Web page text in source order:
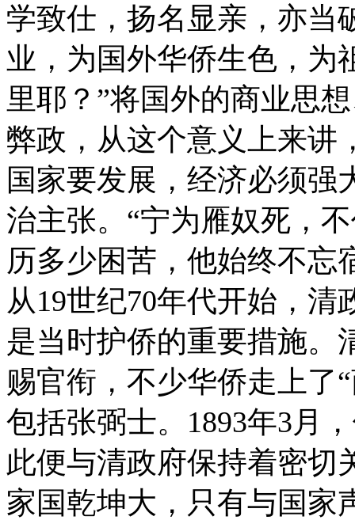
学致仕，扬名显亲，亦当
业，为国外华侨生色，为
里耶？”将国外的商业思
弊政，从这个意义上来讲
国家要发展，经济必须强
治主张。“宁为雁奴死，
历多少困苦，他始终不
从19世纪70年代开始，
是当时护侨的重要措施。
赐官衔，不少华侨走上了
包括张弼士。1893年3月
此便与清政府保持着密切
家国乾坤大，只有与国家